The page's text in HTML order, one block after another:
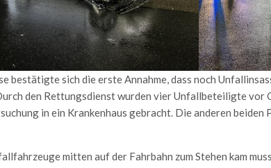
bestätigte sich die erste Annahme, dass noch
den Rettungsdienst wurden vier Unfallbeteiligte vor
in ein Krankenhaus gebracht. Die anderen
mitten auf der Fahrbahn zum Stehen kam